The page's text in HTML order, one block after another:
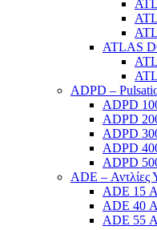
ATLAS
ADPD –
ADPD
ADPD
ADPD
ADPD
ADPD
ADE – Αντλίες
ADE 15
ADE 40
ADE 55